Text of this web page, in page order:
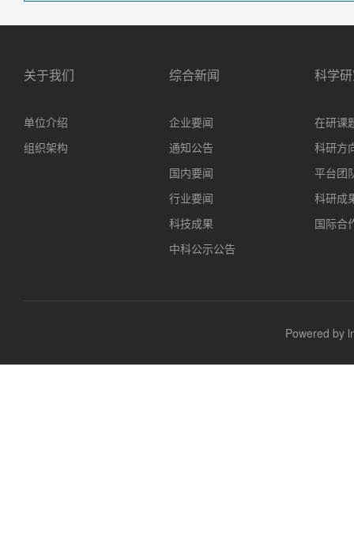
关于我们
单位介绍
组织架构
综合新闻
企业要闻
通知公告
国内要闻
行业要闻
科技成果
中科公示公告
科学
在研课
科研方
平台团
科研成
国际合
Powered by